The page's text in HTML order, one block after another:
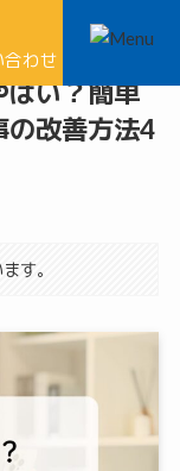
合わせ
ばい？簡単
の改善方法4
す。